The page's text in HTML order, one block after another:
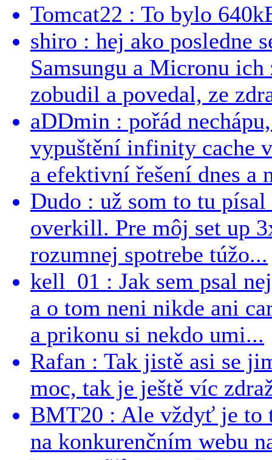
Tomcat22 : To bylo
shiro : hej ako posledne
Samsungu a Micronu
zobudil a povedal, ze
aDDmin : pořád
vypuštění infinity cache
a efektivní řešení dnes a
Dudo : už som to tu
overkill. Pre môj set up
rozumnej spotrebe túžo...
kell_01 : Jak sem psal
a o tom neni nikde ani
a prikonu si nekdo umi...
Rafan : Tak jistě asi se
moc, tak je ještě víc
BMT20 : Ale vždyť je to
na konkurenčním webu